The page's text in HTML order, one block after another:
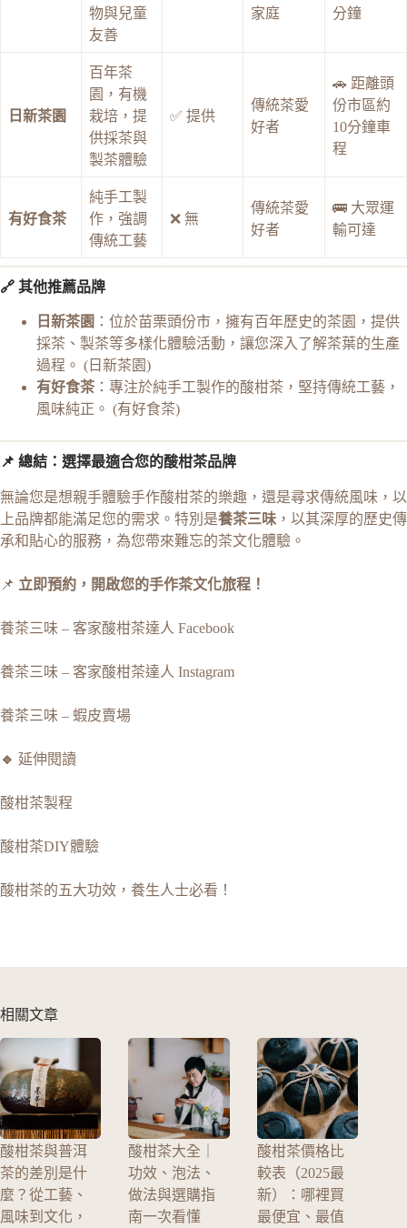
物與兒童
友善
家庭
分鐘
日新茶園
百年茶
園，有機
栽培，提
供採茶與
製茶體驗
✅ 提供
傳統茶愛
好者
🚗 距離頭
份市區約
10分鐘車
程
有好食茶
純手工製
作，強調
傳統工藝
❌ 無
傳統茶愛
好者
🚌 大眾運
輸可達
🔗 其他推薦品牌
日新茶園 ：位於苗栗頭份市，擁有百年歷史的茶園，提供
採茶、製茶等多樣化體驗活動，讓您深入了解茶葉的生產
過程。 ( 日新茶園)
有好食茶 ：專注於純手工製作的酸柑茶，堅持傳統工藝，
風味純正。 (有好食茶)
📌 總結：選擇最適合您的酸柑茶品牌
無論您是想親手體驗手作酸柑茶的樂趣，還是尋求傳統風味，以
上品牌都能滿足您的需求。特別是養茶三味 ，以其深厚的歷史傳
承和貼心的服務，為您帶來難忘的茶文化體驗。
📌 立即預約，開啟您的手作茶文化旅程！
養茶三味 – 客家酸柑茶達人 Facebook
養茶三味 – 客家酸柑茶達人 Instagram
養茶三味 – 蝦皮賣場
🔹 延伸閱讀
酸柑茶製程
酸柑茶DIY體驗
酸柑茶的五大功效，養生人士必看！
相關文章
酸柑茶與普洱
茶的差別是什
麼？從工藝、
風味到文化，
酸柑茶大全｜
功效、泡法、
做法與選購指
南一次看懂
酸柑茶價格比
較表（2025最
新）：哪裡買
最便宜、最值